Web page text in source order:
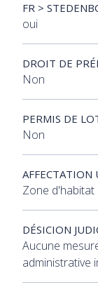
FR >
oui
DROIT DE
Non
PERMIS DE
Non
AFFECTATION
Zone d'habitat
DÉSICION
Aucune
administrative